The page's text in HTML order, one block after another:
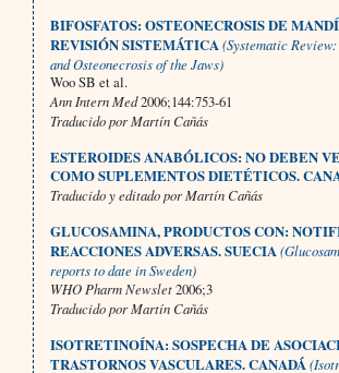
BIFOSFATOS: OSTEONECROSIS DE
REVISIÓN SISTEMÁTICA(Systematic
and Osteonecrosis of the Jaws)
Woo SB et al.
Ann Intern Med2006;144:753-61
Traducido por Martín Cañás
ESTEROIDES ANABÓLICOS: NO DEBEN
COMO SUPLEMENTOS DIETÉTICOS.
Traducido y editado por Martín Cañás
GLUCOSAMINA, PRODUCTOS CON:
REACCIONES ADVERSAS. SUECIA
reports to date in Sweden)
WHO Pharm Newslet2006;3
Traducido por Martín Cañás
ISOTRETINOÍNA: SOSPECHA DE
TRASTORNOS VASCULARES. CANADÁ